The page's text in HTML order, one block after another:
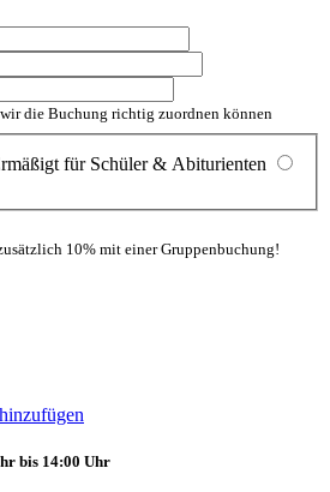
die Buchung richtig zuordnen können
für Schüler & Abiturienten
10% mit einer Gruppenbuchung!
bis 14:00 Uhr